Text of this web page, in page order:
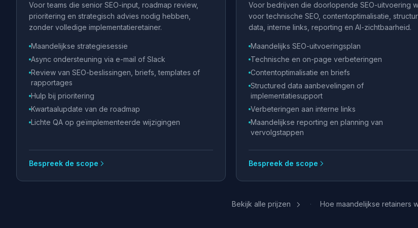
Voor teams die senior SEO-input, roadmap review,
prioritering en strategisch advies nodig hebben,
zonder volledige implementatieretainer.
Maandelijkse strategiesessie
Async ondersteuning via e-mail of Slack
Review van SEO-beslissingen, briefs, templates of
rapportages
Hulp bij prioritering
Kwartaalupdate van de roadmap
Lichte QA op geïmplementeerde wijzigingen
Bespreek de scope
Voor bedrijven die doorlopende SEO-uitvoering
voor technische SEO, contentoptimalisatie,
data, interne links, reporting en AI-zichtbaarheid.
Maandelijks SEO-uitvoeringsplan
Technische en on-page verbeteringen
Contentoptimalisatie en briefs
Structured data aanbevelingen of
implementatiesupport
Verbeteringen aan interne links
Maandelijkse reporting en planning van
vervolgstappen
Bespreek de scope
Bekijk alle prijzen · Hoe maandelijkse retainers